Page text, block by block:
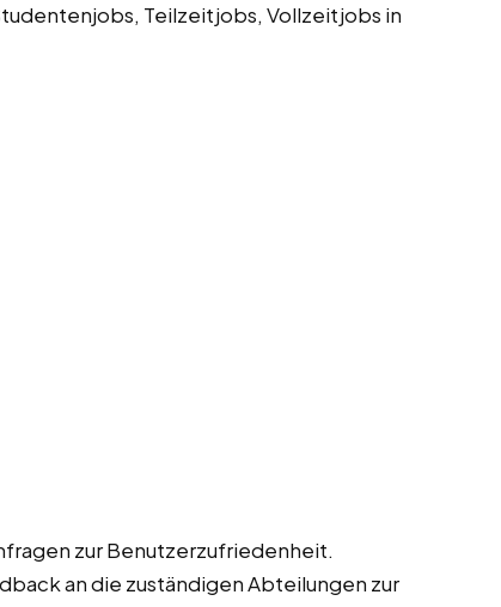
Teilzeitjobs, Vollzeitjobs in
zur Benutzerzufriedenheit.
an die zuständigen Abteilungen zur